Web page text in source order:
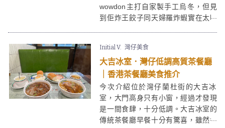
wowdon主打自家製手工烏冬，但見
到佢炸王餃子同天婦羅炸蝦實在太吸
麵、天婦羅炸蝦燒汁自家制冷烏冬，
驚喜有質素！
Initial V. 灣仔美食
大吉冰室．灣仔低調高質茶餐廳
｜香港茶餐廳美食推介
今次介紹位於灣仔蘭杜街的大吉冰
室，大門高身只有小窗，經過才發現
是一間食肆，十分低調。大吉冰室的
傳統茶餐廳早餐十分有驚喜，雖然香